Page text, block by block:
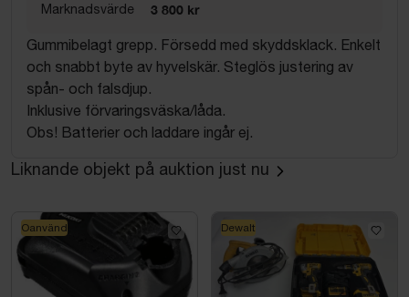
Marknadsvärde 3 800 kr
Gummibelagt grepp. Försedd med skyddsklack. Enkelt
och snabbt byte av hyvelskär. Steglös justering av
spån- och falsdjup.
Inklusive förvaringsväska/låda.
Obs! Batterier och laddare ingår ej.
Liknande objekt på auktion just nu
Oanvänd Dewalt